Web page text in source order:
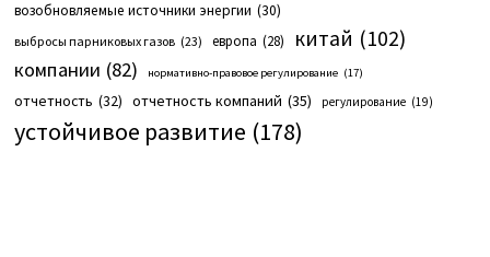
возобновляемые источники энергии (30)
выбросы парниковых газов (23) европа (28) китай (102)
компании (82) нормативно-правовое регулирование (17)
отчетность (32) отчетность компаний (35) регулирование (19)
устойчивое развитие (178)